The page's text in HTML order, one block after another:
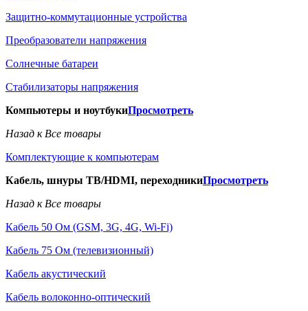
Защитно-коммутационные устройства
Преобразователи напряжения
Солнечные батареи
Стабилизаторы напряжения
Компьютеры и ноутбукиПросмотреть
Назад к Все товары
Комплектующие к компьютерам
Кабель, шнуры ТВ/HDMI, переходникиПросмотреть
Назад к Все товары
Кабель 50 Ом (GSM, 3G, 4G, Wi-Fi)
Кабель 75 Ом (телевизионный)
Кабель акустический
Кабель волоконно-оптический